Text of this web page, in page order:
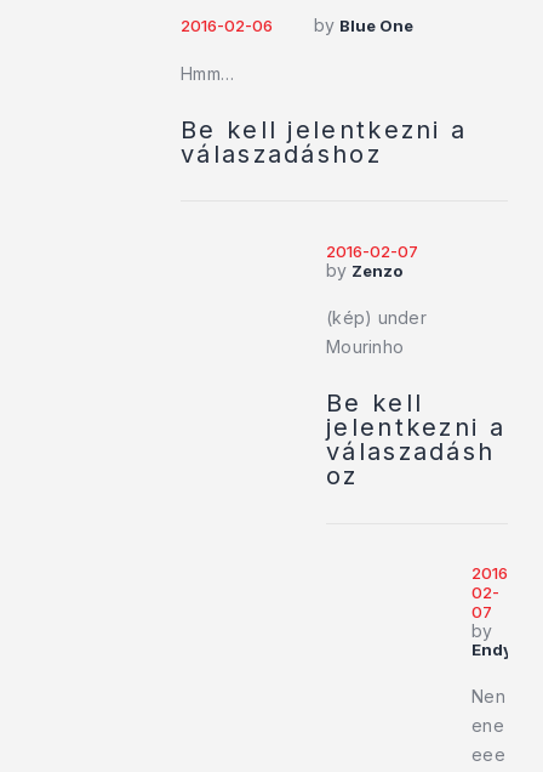
2016-02-06 by Blue One
Hmm…
Be kell jelentkezni a
válaszadáshoz
2016-02-07
by Zenzo
(kép) under
Mourinho
Be kell
jelentkezni a
válaszadásh
oz
2016-
02-
07
by
Endy919
Nen
ene
eee